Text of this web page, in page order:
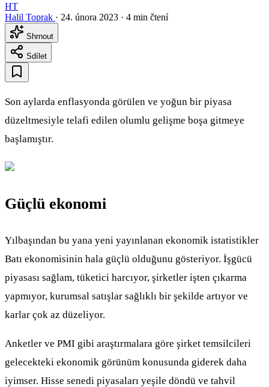
HT
Halil Toprak · 24. února 2023 · 4 min čtení
Shrnout
Sdílet
Son aylarda enflasyonda görülen ve yoğun bir piyasa
düzeltmesiyle telafi edilen olumlu gelişme boşa gitmeye
başlamıştır.
Güçlü ekonomi
Yılbaşından bu yana yeni yayınlanan ekonomik istatistikler
Batı ekonomisinin hala güçlü olduğunu gösteriyor. İşgücü
piyasası sağlam, tüketici harcıyor, şirketler işten çıkarma
yapmıyor, kurumsal satışlar sağlıklı bir şekilde artıyor ve
karlar çok az düzeliyor.
Anketler ve PMI gibi araştırmalara göre şirket temsilcileri
gelecekteki ekonomik görünüm konusunda giderek daha
iyimser. Hisse senedi piyasaları yeşile döndü ve tahvil